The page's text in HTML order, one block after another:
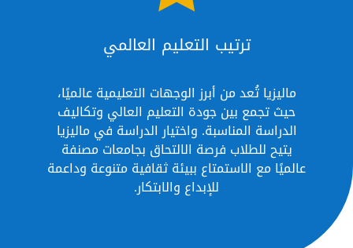
ترتيب التعليم العالمي
ماليزيا تُعد من أبرز الوجهات التعليمية عالميًا،
حيث تجمع بين جودة التعليم العالي وتكاليف
الدراسة المناسبة. واختيار الدراسة في ماليزيا
يتيح للطلاب فرصة الالتحاق بجامعات مصنفة
عالميًا مع الاستمتاع ببيئة ثقافية متنوعة وداعمة
للإبداع والابتكار.